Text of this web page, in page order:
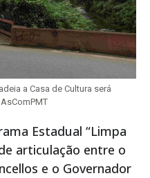
a Casa de Cultura será
Estadual “Limpa
articulação entre o
e o Governador